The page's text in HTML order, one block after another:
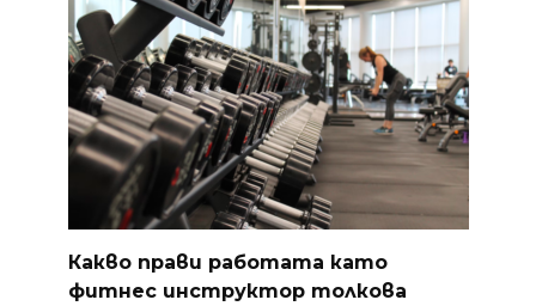
Какво прави работата като
фитнес инструктор толкова